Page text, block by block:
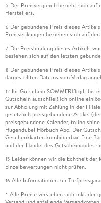
5 Der Preisvergleich bezieht sich auf
Herstellers.
6 Der gebundene Preis dieses
Preissenkungen beziehen sich auf
7 Die Preisbindung dieses Artikels
beziehen sich auf den letzten
8 Der gebundene Preis dieses
dargestellten Datums vom Verlag
12 Ihr Gutschein SOMMER13 gilt bis
Gutschein ausschließlich online
zur Abholung mit Zahlung in der
gesetzlich preisgebundene Artikel
preisgebundene Kalender, tolino
Hugendubel Hörbuch Abo. Der
Geschenkkarten kombinierbar. Eine
und der Handel des Gutscheincodes
15 Leider können wir die Echtheit der
Einzelbewertungen nicht prüfen.
16 Alle Informationen zur
* Alle Preise verstehen sich inkl. der